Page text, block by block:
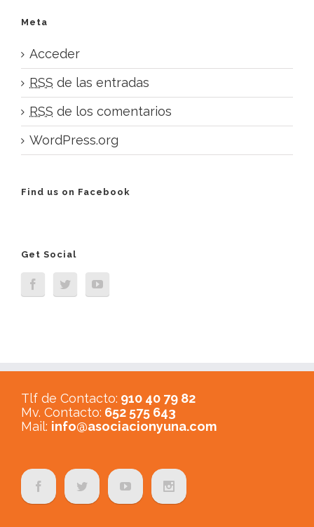
Meta
Acceder
RSS de las entradas
RSS de los comentarios
WordPress.org
Find us on Facebook
Get Social
Tlf de Contacto: 910 40 79 82
Mv. Contacto: 652 575 643
Mail: info@asociacionyuna.com